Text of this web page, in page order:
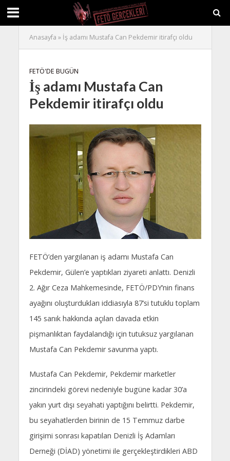
Anasayfa » İş adamı Mustafa Can Pekdemir itirafçı oldu
FETÖ'DE BUGÜN
İş adamı Mustafa Can
Pekdemir itirafçı oldu
FETÖ’den yargılanan iş adamı Mustafa Can
Pekdemir, Gülen’e yaptıkları ziyareti anlattı. Denizli
2. Ağır Ceza Mahkemesinde, FETÖ/PDY’nin finans
ayağını oluşturdukları iddiasıyla 87’si tutuklu toplam
145 sanık hakkında açılan davada etkin
pişmanlıktan faydalandığı için tutuksuz yargılanan
Mustafa Can Pekdemir savunma yaptı.
Mustafa Can Pekdemir, Pekdemir marketler
zincirindeki görevi nedeniyle bugüne kadar 30’a
yakın yurt dışı seyahati yaptığını belirtti. Pekdemir,
bu seyahatlerden birinin de 15 Temmuz darbe
girişimi sonrası kapatılan Denizli İş Adamları
Derneği (DİAD) yönetimi ile gerçekleştirdikleri ABD